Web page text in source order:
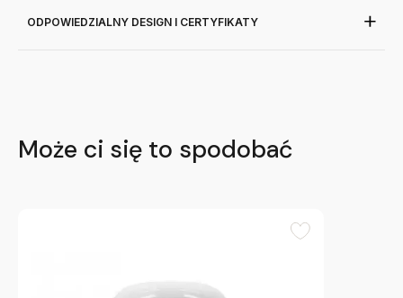
ODPOWIEDZIALNY DESIGN I CERTYFIKATY
Może ci się to spodobać